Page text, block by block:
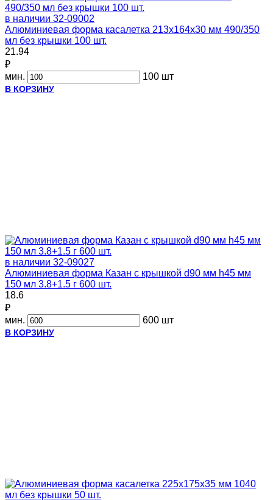
в наличии 32-09002
Алюминиевая форма касалетка 213х164х30 мм 490/350
мл без крышки 100 шт.
21.94
₽
мин.
100 шт
В КОРЗИНУ
в наличии 32-09027
Алюминиевая форма Казан с крышкой d90 мм h45 мм
150 мл 3.8+1.5 г 600 шт.
18.6
₽
мин.
600 шт
В КОРЗИНУ